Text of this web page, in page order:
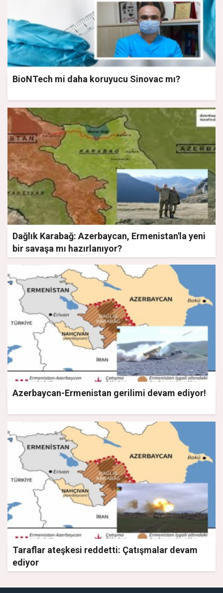
BioNTech mi daha koruyucu Sinovac mı?
Dağlık Karabağ: Azerbaycan, Ermenistan'la yeni
bir savaşa mı hazırlanıyor?
Azerbaycan-Ermenistan gerilimi devam ediyor!
Taraflar ateşkesi reddetti: Çatışmalar devam
ediyor